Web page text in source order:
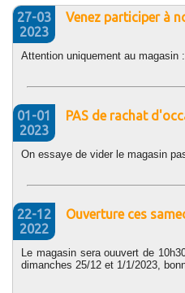
27-03
2023
Venez participer à
Attention uniquement au
01-01
2023
PAS de rachat
On essaye de vider le magasin
22-12
2022
Ouverture ces
Le magasin sera ouuvert de
dimanches 25/12 et 1/1/2023,